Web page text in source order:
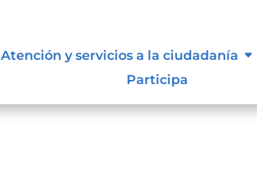
Atención y servicios a la ciudadanía
Participa